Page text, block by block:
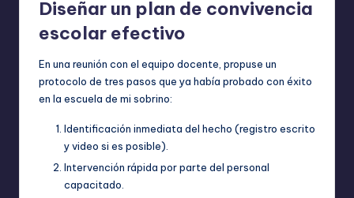
Diseñar un plan de convivencia
escolar efectivo
En una reunión con el equipo docente, propuse un
protocolo de tres pasos que ya había probado con éxito
en la escuela de mi sobrino:
Identificación inmediata del hecho (registro escrito
y video si es posible).
Intervención rápida por parte del personal
capacitado.